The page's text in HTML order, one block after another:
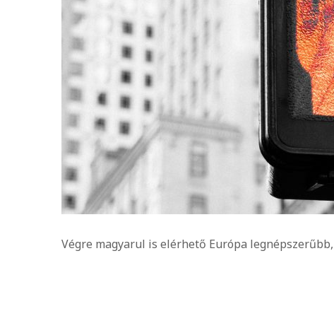
Végre magyarul is elérhető Európa